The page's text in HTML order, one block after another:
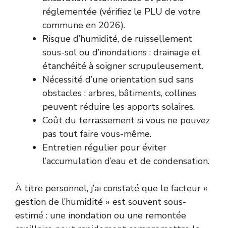
réglementée (vérifiez le PLU de votre
commune en 2026).
Risque d’humidité, de ruissellement
sous-sol ou d’inondations : drainage et
étanchéité à soigner scrupuleusement.
Nécessité d’une orientation sud sans
obstacles : arbres, bâtiments, collines
peuvent réduire les apports solaires.
Coût du terrassement si vous ne pouvez
pas tout faire vous-même.
Entretien régulier pour éviter
l’accumulation d’eau et de condensation.
À titre personnel, j’ai constaté que le facteur «
gestion de l’humidité » est souvent sous-
estimé : une inondation ou une remontée